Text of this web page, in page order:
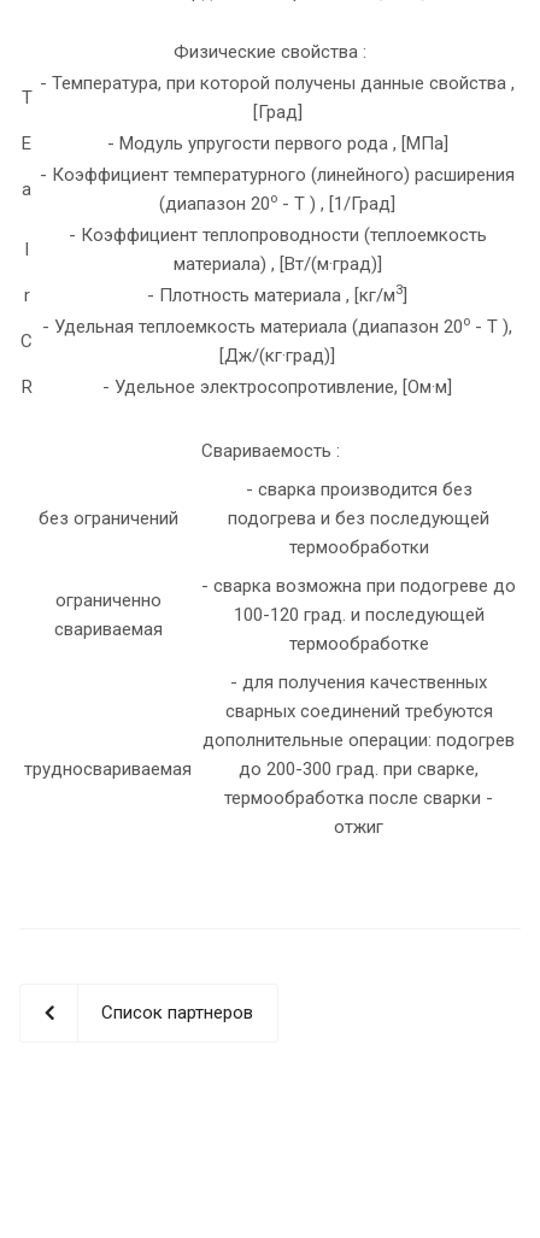
Физические свойства :
T
- Температура, при которой получены данные свойства ,
[Град]
E
- Модуль упругости первого рода , [МПа]
a
- Коэффициент температурного (линейного) расширения
(диапазон 20o - T ) , [1/Град]
l
- Коэффициент теплопроводности (теплоемкость
материала) , [Вт/(м·град)]
r
- Плотность материала , [кг/м3]
C
- Удельная теплоемкость материала (диапазон 20o - T ),
[Дж/(кг·град)]
R
- Удельное электросопротивление, [Ом·м]
Свариваемость :
без ограничений
- сварка производится без
подогрева и без последующей
термообработки
ограниченно
свариваемая
- сварка возможна при подогреве до
100-120 град. и последующей
термообработке
трудносвариваемая
- для получения качественных
сварных соединений требуются
дополнительные операции: подогрев
до 200-300 град. при сварке,
термообработка после сварки -
отжиг
Список партнеров